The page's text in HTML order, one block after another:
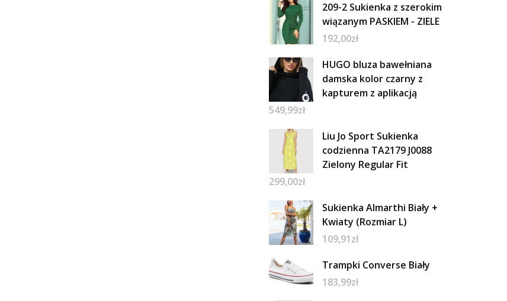
209-2 Sukienka z szerokim
wiązanym PASKIEM - ZIELE
192,00zł
HUGO bluza bawełniana
damska kolor czarny z
kapturem z aplikacją
549,99zł
Liu Jo Sport Sukienka
codzienna TA2179 J0088
Zielony Regular Fit
299,00zł
Sukienka Almarthi Biały +
Kwiaty (Rozmiar L)
109,91zł
Trampki Converse Biały
183,99zł